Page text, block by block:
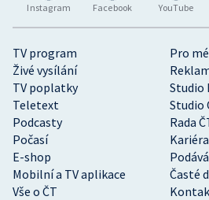
Instagram Facebook YouTube
TV program
Pro
Živé vysílání
TV poplatky
Studio
Teletext
Studio
Podcasty
Rada
Počasí
Kariéra
E-shop
Mobilní a TV aplikace
Časté
Vše o ČT